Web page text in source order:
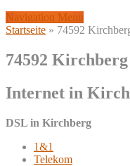
Navigation Menu
Startseite » 74592
74592
Internet in
DSL in Kirchberg
1&1
Telekom